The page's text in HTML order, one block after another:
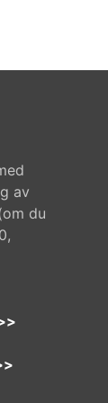
av
du